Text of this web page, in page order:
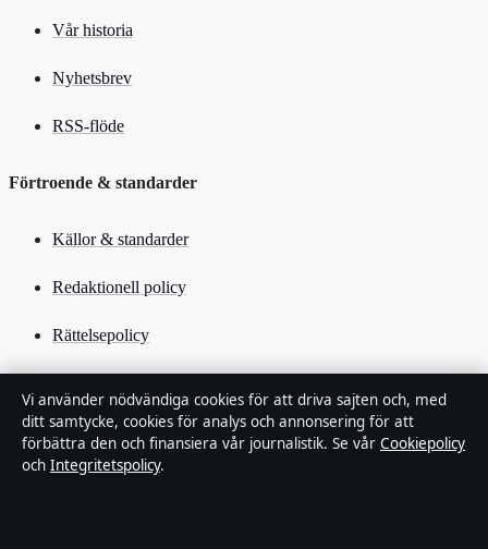
Vår historia
Nyhetsbrev
RSS-flöde
Förtroende & standarder
Källor & standarder
Redaktionell policy
Rättelsepolicy
Kändisar & integritet
Integritetspolicy
Vi använder nödvändiga cookies för att driva sajten och, med
ditt samtycke, cookies för analys och annonsering för att
förbättra den och finansiera vår journalistik. Se vår Cookiepolicy
och Integritetspolicy.